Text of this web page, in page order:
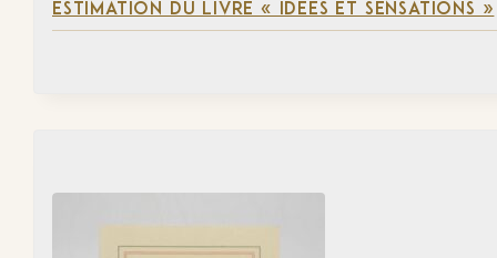
ESTIMATION DU LIVRE « IDÉES ET SENSATIONS »